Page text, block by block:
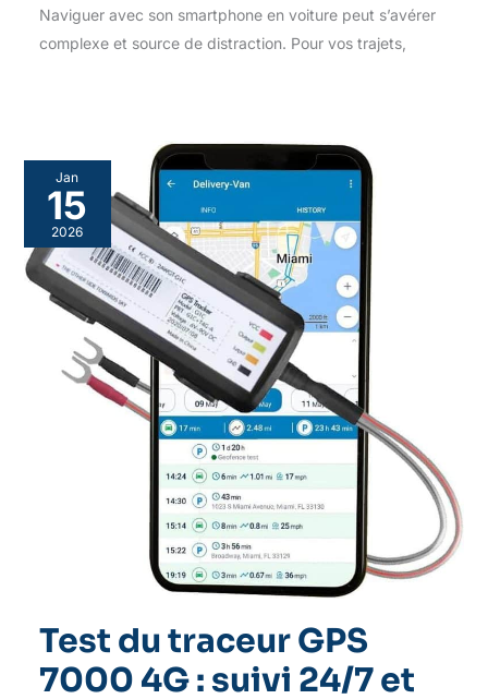
Naviguer avec son smartphone en voiture peut s’avérer
complexe et source de distraction. Pour vos trajets,
Jan
15
2026
Test du traceur GPS
7000 4G : suivi 24/7 et